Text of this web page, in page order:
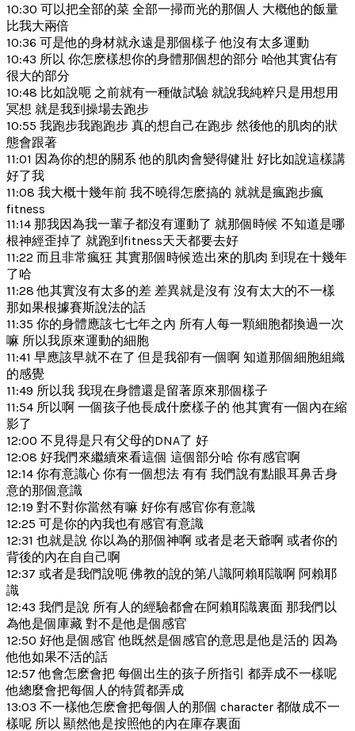
10:30 可以把全部的菜 全部一掃而光的那個人 大概他的飯量
比我大兩倍
10:36 可是他的身材就永遠是那個樣子 他沒有太多運動
10:43 所以 你怎麽樣想你的身體那個想的部分 哈他其實佔有
很大的部分
10:48 比如說呃 之前就有一種做試驗 就說我純粹只是用想用
冥想 就是我到操場去跑步
10:55 我跑步我跑跑步 真的想自己在跑步 然後他的肌肉的狀
態會跟著
11:01 因為你的想的關系 他的肌肉會變得健壯 好比如說這樣講
好了我
11:08 我大概十幾年前 我不曉得怎麽搞的 就就是瘋跑步瘋
fitness
11:14 那我因為我一輩子都沒有運動了 就那個時候 不知道是哪
根神經歪掉了 就跑到fitness天天都要去好
11:22 而且非常瘋狂 其實那個時候造出來的肌肉 到現在十幾年
了哈
11:28 他其實沒有太多的差 差異就是沒有 沒有太大的不一樣
那如果根據賽斯說法的話
11:35 你的身體應該七七年之內 所有人每一顆細胞都換過一次
嘛 所以我原來運動的細胞
11:41 早應該早就不在了 但是我卻有一個啊 知道那個細胞組織
的感覺
11:49 所以我 我現在身體還是留著原來那個樣子
11:54 所以啊 一個孩子他長成什麽樣子的 他其實有一個內在縮
影了
12:00 不見得是只有父母的DNA了 好
12:08 好我們來繼續來看這個 這個部分哈 你有感官啊
12:14 你有意識心 你有一個想法 有有 我們說有點眼耳鼻舌身
意的那個意識
12:19 對不對你當然有嘛 好你有感官你有意識
12:25 可是你的內我也有感官有意識
12:31 也就是說 你以為的那個神啊 或者是老天爺啊 或者你的
背後的內在自自己啊
12:37 或者是我們說呃 佛教的說的第八識阿賴耶識啊 阿賴耶
識
12:43 我們是說 所有人的經驗都會在阿賴耶識裏面 那我們以
為他是個庫藏 對不是他是個感官
12:50 好他是個感官 他既然是個感官的意思是他是活的 因為
他他如果不活的話
12:57 他會怎麽會把 每個出生的孩子所指引 都弄成不一樣呢
他總麼會把每個人的特質都弄成
13:03 不一樣他怎麽會把每個人的那個 character 都做成不一
樣呢 所以 顯然他是按照他的內在庫存裏面